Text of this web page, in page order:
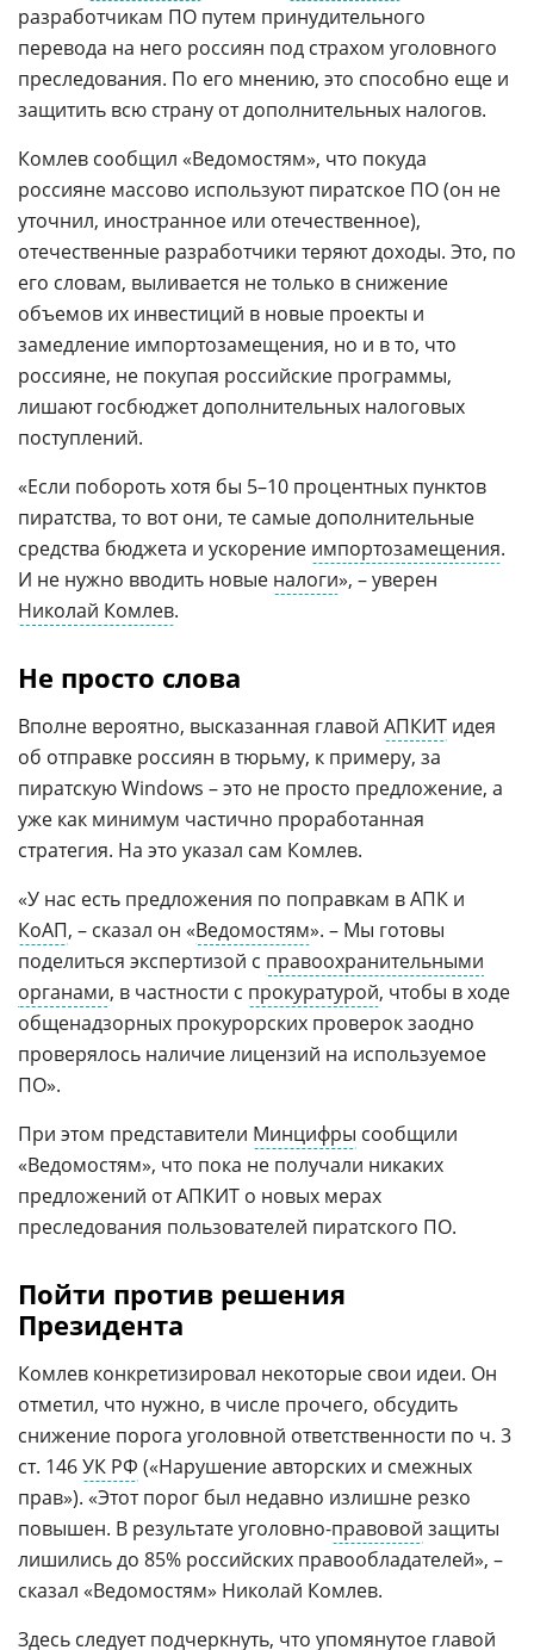
разработчикам ПО путем принудительного
перевода на него россиян под страхом уголовного
преследования. По его мнению, это способно еще и
защитить всю страну от дополнительных налогов.
Комлев сообщил «Ведомостям», что покуда
россияне массово используют пиратское ПО (он не
уточнил, иностранное или отечественное),
отечественные разработчики теряют доходы. Это, по
его словам, выливается не только в снижение
объемов их инвестиций в новые проекты и
замедление импортозамещения, но и в то, что
россияне, не покупая российские программы,
лишают госбюджет дополнительных налоговых
поступлений.
«Если побороть хотя бы 5–10 процентных пунктов
пиратства, то вот они, те самые дополнительные
средства бюджета и ускорение импортозамещения.
И не нужно вводить новые налоги», – уверен
Николай Комлев.
Не просто слова
Вполне вероятно, высказанная главой АПКИТ идея
об отправке россиян в тюрьму, к примеру, за
пиратскую Windows – это не просто предложение, а
уже как минимум частично проработанная
стратегия. На это указал сам Комлев.
«У нас есть предложения по поправкам в АПК и
КоАП, – сказал он «Ведомостям». – Мы готовы
поделиться экспертизой с правоохранительными
органами, в частности с прокуратурой, чтобы в ходе
общенадзорных прокурорских проверок заодно
проверялось наличие лицензий на используемое
ПО».
При этом представители Минцифры сообщили
«Ведомостям», что пока не получали никаких
предложений от АПКИТ о новых мерах
преследования пользователей пиратского ПО.
Пойти против решения
Президента
Комлев конкретизировал некоторые свои идеи. Он
отметил, что нужно, в числе прочего, обсудить
снижение порога уголовной ответственности по ч. 3
ст. 146УК РФ («Нарушение авторских и смежных
прав»). «Этот порог был недавно излишне резко
повышен. В результате уголовно-правовой защиты
лишились до 85% российских правообладателей», –
сказал «Ведомостям» Николай Комлев.
Здесь следует подчеркнуть, что упомянутое главой